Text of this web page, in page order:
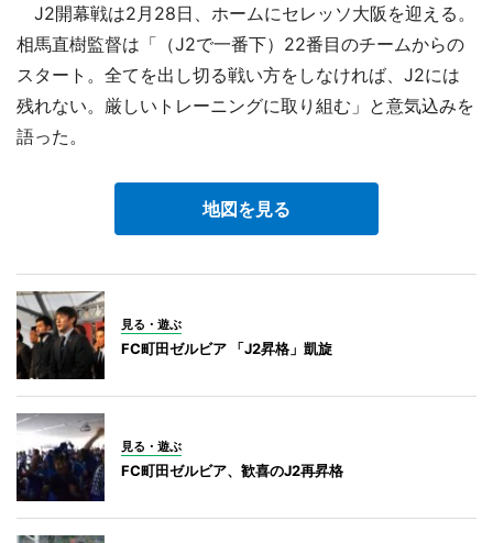
J2開幕戦は2月28日、ホームにセレッソ大阪を迎える。
相馬直樹監督は「（J2で一番下）22番目のチームからの
スタート。全てを出し切る戦い方をしなければ、J2には
残れない。厳しいトレーニングに取り組む」と意気込みを
語った。
地図を見る
見る・遊ぶ
FC町田ゼルビア 「J2昇格」凱旋
見る・遊ぶ
FC町田ゼルビア、歓喜のJ2再昇格